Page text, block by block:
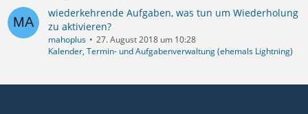
wiederkehrende Aufgaben, was tun um Wiederholung
zu aktivieren?
mahoplus
27. August 2018 um 10:28
Kalender, Termin- und Aufgabenverwaltung (ehemals Lightning)